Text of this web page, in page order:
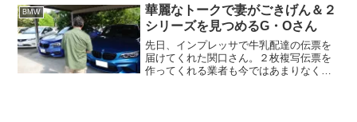
から「そんなの四十肩じゃ...
BMW
華麗なトークで妻がごきげん＆２
シリーズを見つめるG・Oさん
先日、インプレッサで牛乳配達の伝票を
届けてくれた関口さん。２枚複写伝票を
作ってくれる業者も今ではあまりなく、